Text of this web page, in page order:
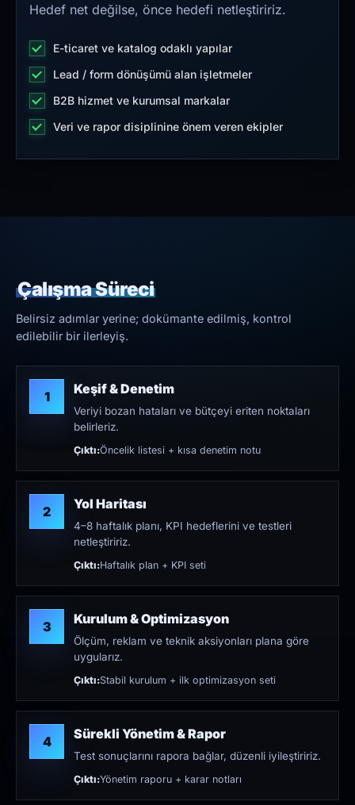
Hedef net değilse, önce hedefi netleştiririz.
E-ticaret ve katalog odaklı yapılar
Lead / form dönüşümü alan işletmeler
B2B hizmet ve kurumsal markalar
Veri ve rapor disiplinine önem veren ekipler
Çalışma Süreci
Belirsiz adımlar yerine; dokümante edilmiş, kontrol
edilebilir bir ilerleyiş.
1 Keşif & Denetim
Veriyi bozan hataları ve bütçeyi eriten noktaları
belirleriz.
Çıktı:Öncelik listesi + kısa denetim notu
2 Yol Haritası
4–8 haftalık planı, KPI hedeflerini ve testleri
netleştiririz.
Çıktı:Haftalık plan + KPI seti
3 Kurulum & Optimizasyon
Ölçüm, reklam ve teknik aksiyonları plana göre
uygularız.
Çıktı:Stabil kurulum + ilk optimizasyon seti
4 Sürekli Yönetim & Rapor
Test sonuçlarını rapora bağlar, düzenli iyileştiririz.
Çıktı:Yönetim raporu + karar notları